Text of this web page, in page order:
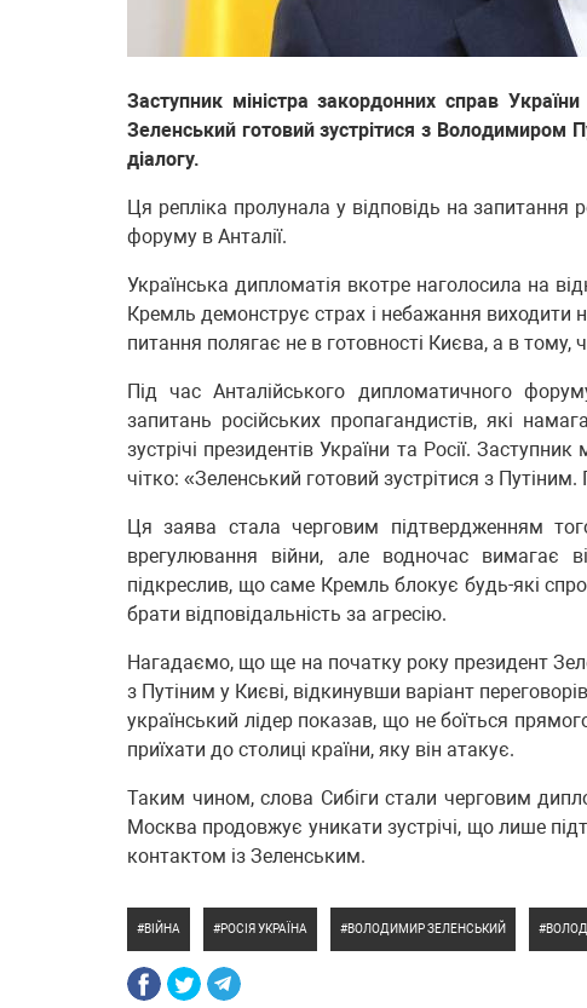
Заступник міністра закордонних справ
Зеленський готовий зустрітися з Володимиром
діалогу.
Ця репліка пролунала у відповідь на запитання
форуму в Анталії.
Українська дипломатія вкотре наголосила на
Кремль демонструє страх і небажання виходити
питання полягає не в готовності Києва, а в тому,
Під час Анталійського дипломатичного
запитань російських пропагандистів, які
зустрічі президентів України та Росії.
чітко: «Зеленський готовий зустрітися з
Ця заява стала черговим підтвердженням
врегулювання війни, але водночас вимагає
підкреслив, що саме Кремль блокує будь-які
брати відповідальність за агресію.
Нагадаємо, що ще на початку року президент
з Путіним у Києві, відкинувши варіант
український лідер показав, що не боїться
приїхати до столиці країни, яку він атакує.
Таким чином, слова Сибіги стали черговим
Москва продовжує уникати зустрічі, що лише
контактом із Зеленським.
ВІЙНА РОСІЯ УКРАЇНА ВОЛОДИМИР ЗЕЛЕНСЬКИЙ